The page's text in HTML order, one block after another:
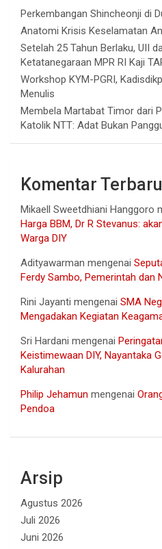
Perkembangan Shincheonji di
Anatomi Krisis Keselamatan
Setelah 25 Tahun Berlaku, UII
Ketatanegaraan MPR RI Kaji
Workshop KYM-PGRI,
Menulis
Membela Martabat Timor dari
Katolik NTT: Adat Bukan
Komentar Terbaru
Mikaell Sweetdhiani Hanggoro
Harga BBM, Dr R Stevanus:
Warga DIY
Adityawarman mengenai
Ferdy Sambo, Pemerintah dan
Rini Jayanti mengenai SMA
Mengadakan Kegiatan
Sri Hardani mengenai
Keistimewaan DIY, Nayantaka
Kalurahan
Philip Jehamun mengenai
Pendoa
Arsip
Agustus 2026
Juli 2026
Juni 2026